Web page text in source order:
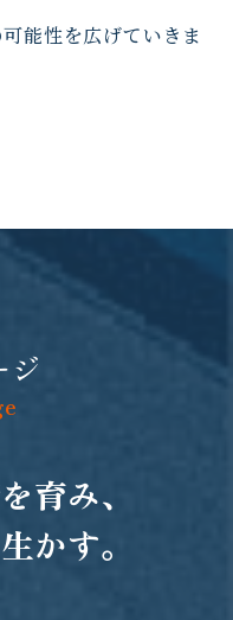
能性を広げていきま
ジ
育み、
かす。